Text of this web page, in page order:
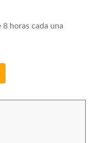
8 horas cada una